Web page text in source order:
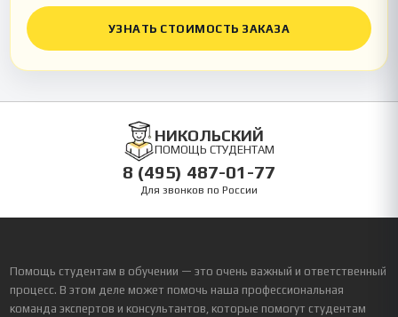
УЗНАТЬ СТОИМОСТЬ ЗАКАЗА
НИКОЛЬСКИЙ
ПОМОЩЬ СТУДЕНТАМ
8 (495) 487-01-77
Для звонков по России
Помощь студентам в обучении — это очень важный и ответственный
процесс. В этом деле может помочь наша профессиональная
команда экспертов и консультантов, которые помогут студентам